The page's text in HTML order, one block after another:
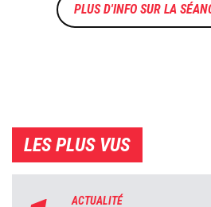
LA
LES PLUS VUS
ACTUALITÉ